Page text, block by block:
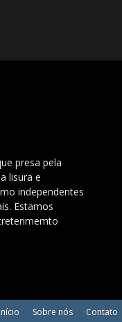
presa pela
lisura e
independentes
Estamos
Início Sobre nós Contato